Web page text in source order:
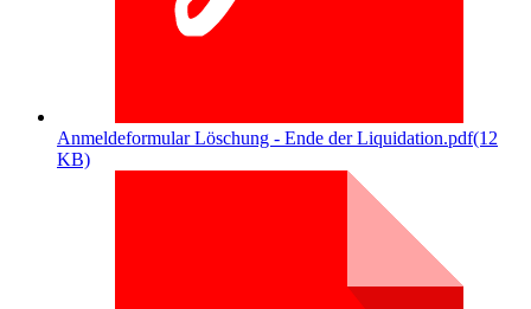
Anmeldeformular Löschung - Ende der Liquidation.pdf(12
KB)